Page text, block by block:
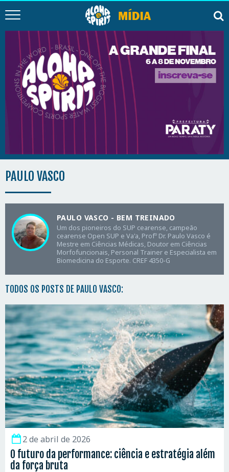
PAULO VASCO
PAULO VASCO - BEM TREINADO
Um dos pioneiros do SUP cearense, campeão
cearense Open SUP e Va'a, Profº Dr. Paulo Vasco é
Mestre em Ciências Médicas, Doutor em Ciências
Morfofuncionais, Personal Trainer e Especialista em
Biomedicina do Esporte. CREF 4350-G
TODOS OS POSTS DE PAULO VASCO:
2 de abril de 2026
O futuro da performance: ciência e estratégia além
da força bruta